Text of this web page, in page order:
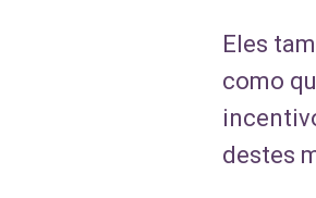
Eles
como
destes